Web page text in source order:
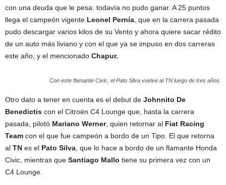
con una deuda que le pesa: todavía no pudo ganar. A 25 puntos
llega el campeón vigente Leonel Pernía , que en la carrera pasada
pudo descargar varios kilos de su Vento y ahora quiere sacar rédito
de un auto más liviano y con el que ya se impuso en dos carreras
este año, y el mencionado Chapur.
Con este flamante Civic, el Pato Silva vuelve al TN luego de tres años.
Otro dato a tener en cuenta es el debut de Johnnito De
Benedictis con el Citroën C4 Lounge que, hasta la carrera
pasada, pilotó Mariano Werner, quien retornar al Fiat Racing
Team con el que fue campeón a bordo de un Tipo. El que retorna
al TN es el Pato Silva , que lo hace a bordo de un flamante Honda
Civic, mientras que Santiago Mallo tiene su primera vez con un
C4 Lounge.